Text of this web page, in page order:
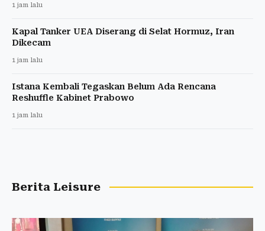
1 jam lalu
Kapal Tanker UEA Diserang di Selat Hormuz, Iran
Dikecam
1 jam lalu
Istana Kembali Tegaskan Belum Ada Rencana
Reshuffle Kabinet Prabowo
1 jam lalu
Berita Leisure